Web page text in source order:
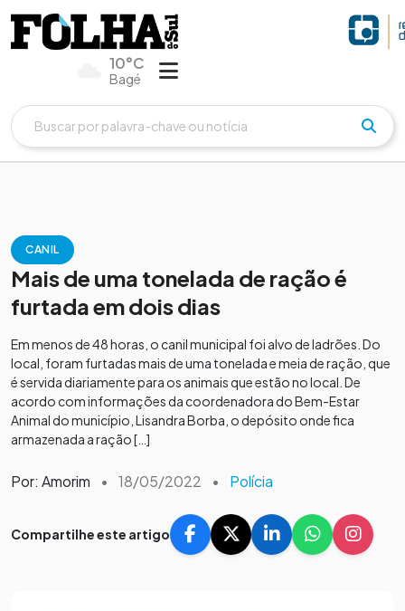
10°C
Bagé
CANIL
Mais de uma tonelada de ração é
furtada em dois dias
Em menos de 48 horas, o canil municipal foi alvo de ladrões. Do
local, foram furtadas mais de uma tonelada e meia de ração, que
é servida diariamente para os animais que estão no local. De
acordo com informações da coordenadora do Bem-Estar
Animal do município, Lisandra Borba, o depósito onde fica
armazenada a ração […]
Por: Amorim • 18/05/2022 • Polícia
Compartilhe este artigo